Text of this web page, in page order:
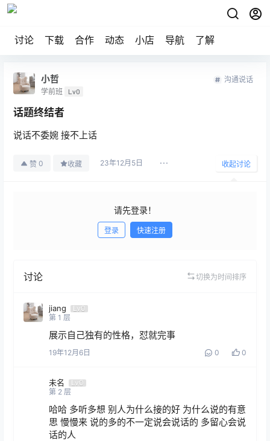
讨论 下载 合作 动态 小店 导航 了解
小哲
学前班 Lv0
沟通说话
话题终结者
说话不委婉 接不上话
赞 0 收藏 23年12月5日 收起讨论
请先登录！
登录 快速注册
讨论 切换为时间排序
jiang
Lv0
第 1 层
展示自己独有的性格，怼就完事
19年12月6日 0 0
未名
Lv0
第 2 层
哈哈 多听多想 别人为什么接的好 为什么说的有意
思 慢慢来 说的多的不一定说会说话的 多留心会说
话的人